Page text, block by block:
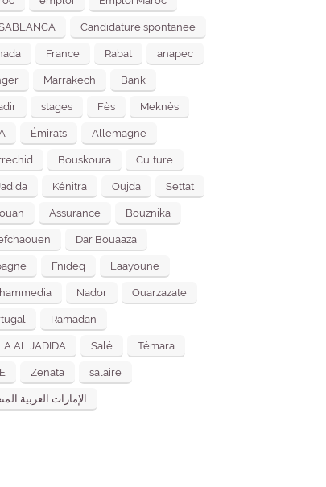
Candidature spontanee
France Rabat anapec
Marrakech Bank
stages Fès Meknès
Émirats Allemagne
Bouskoura Culture
Kénitra Oujda Settat
Assurance Bouznika
Dar Bouaaza
Fnideq Laayoune
Nador Ouarzazate
Ramadan
AL JADIDA Salé Témara
Zenata salaire
الإمارات العربية